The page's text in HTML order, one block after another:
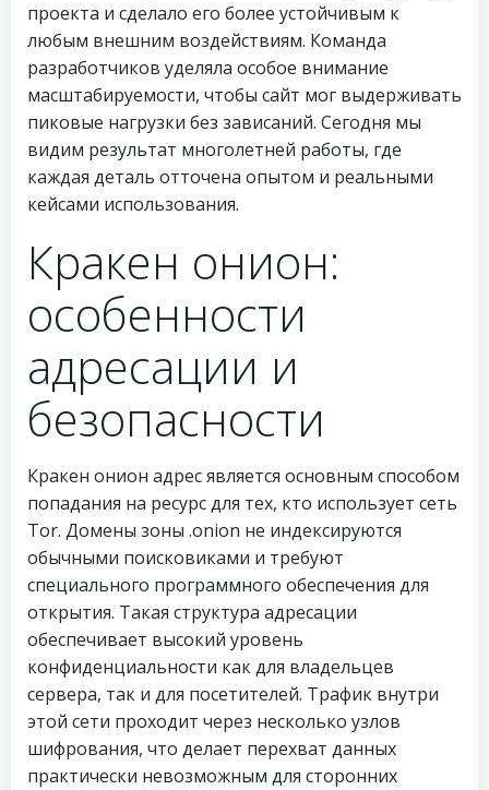
проекта и сделало его более устойчивым к
любым внешним воздействиям. Команда
разработчиков уделяла особое внимание
масштабируемости, чтобы сайт мог выдерживать
пиковые нагрузки без зависаний. Сегодня мы
видим результат многолетней работы, где
каждая деталь отточена опытом и реальными
кейсами использования.
Кракен онион:
особенности
адресации и
безопасности
Кракен онион адрес является основным способом
попадания на ресурс для тех, кто использует сеть
Tor. Домены зоны .onion не индексируются
обычными поисковиками и требуют
специального программного обеспечения для
открытия. Такая структура адресации
обеспечивает высокий уровень
конфиденциальности как для владельцев
сервера, так и для посетителей. Трафик внутри
этой сети проходит через несколько узлов
шифрования, что делает перехват данных
практически невозможным для сторонних